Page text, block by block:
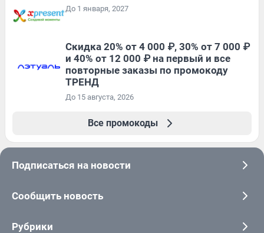
До 1 января, 2027
Скидка 20% от 4 000 ₽, 30% от 7 000 ₽
и 40% от 12 000 ₽ на первый и все
повторные заказы по промокоду
ТРЕНД
До 15 августа, 2026
Все промокоды
Подписаться на новости
Сообщить новость
Рубрики